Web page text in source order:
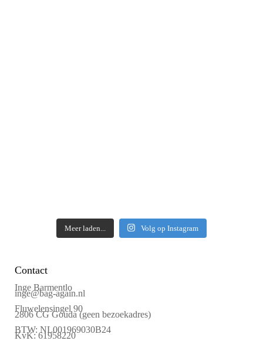
Meer laden... Volg op Instagram
Contact
Inge Barmentlo
inge@bag-again.nl
Fluwelensingel 90
2806 CG Gouda (geen bezoekadres)
BTW: NL001969030B24
KvK: 61958220